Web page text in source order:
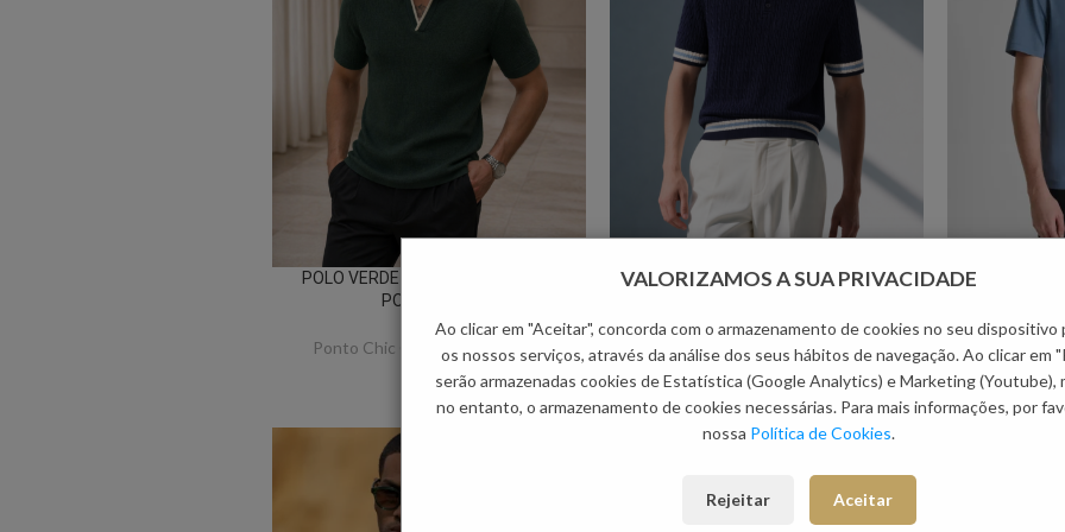
POLO VERDE TRICOT RISCA BEGE
PONTO CHIC
Ponto Chic Collection - Homem
POLO AZUL TRICOT TRANÇA COM
Ponto Chic Collection - Homem
€49.90
POLO
VALORIZAMOS A SUA PRIVACIDADE
Ao clicar em "Aceitar", concorda com o armazenamento de cookies no seu dispositivo
os nossos serviços, através da análise dos seus hábitos de navegação. Ao clicar em
serão armazenadas cookies de Estatística (Google Analytics) e Marketing (Youtube),
no entanto, o armazenamento de cookies necessárias. Para mais informações, por
nossa Política de Cookies.
Rejeitar Aceitar